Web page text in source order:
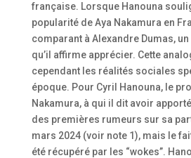
française. Lorsque Hanouna
popularité de Aya Nakamura en
comparant à Alexandre Dumas,
qu’il affirme apprécier. Cette
cependant les réalités sociales
époque. Pour Cyril Hanouna, le
Nakamura, à qui il dit avoir
des premières rumeurs sur sa
mars 2024 (voir note 1), mais le
été récupéré par les “wokes”.